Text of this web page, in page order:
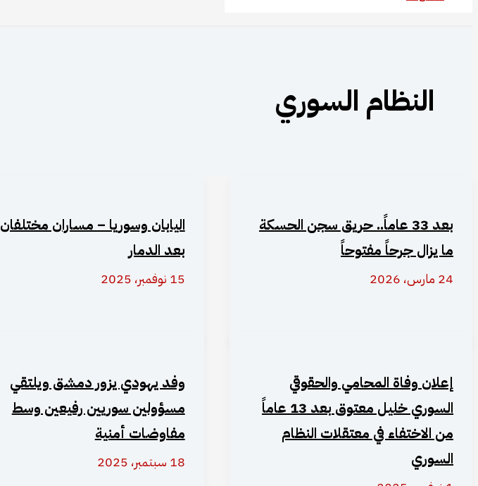
النظام السوري
بعد 33 عاماً.. حريق سجن الحسكة
ما يزال جرحاً مفتوحاً
24 مارس، 2026
اليابان وسوريا – مساران مختلفان
بعد الدمار
15 نوفمبر، 2025
إعلان وفاة المحامي والحقوقي
السوري خليل معتوق بعد 13 عاماً
من الاختفاء في معتقلات النظام
السوري
وفد يهودي يزور دمشق ويلتقي
مسؤولين سوريين رفيعين وسط
مفاوضات أمنية
18 سبتمبر، 2025